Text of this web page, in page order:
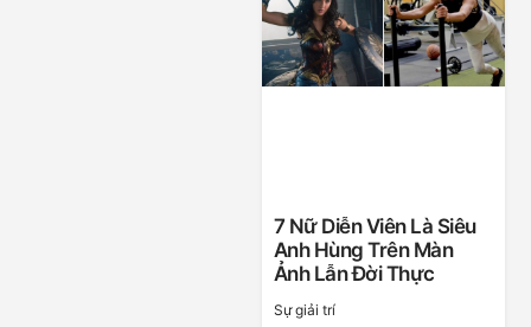
7 Nữ Diễn Viên Là Siêu
Anh Hùng Trên Màn
Ảnh Lẫn Đời Thực
Sự giải trí